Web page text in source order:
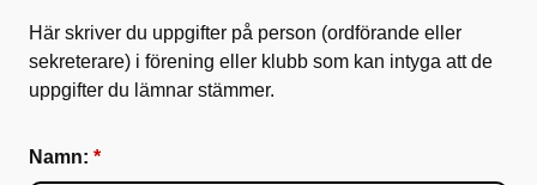
Här skriver du uppgifter på person (ordförande eller
sekreterare) i förening eller klubb som kan intyga att de
uppgifter du lämnar stämmer.
Namn: